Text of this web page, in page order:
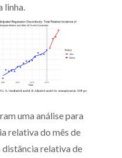
uma análise para
relativa do mês de
distância relativa de